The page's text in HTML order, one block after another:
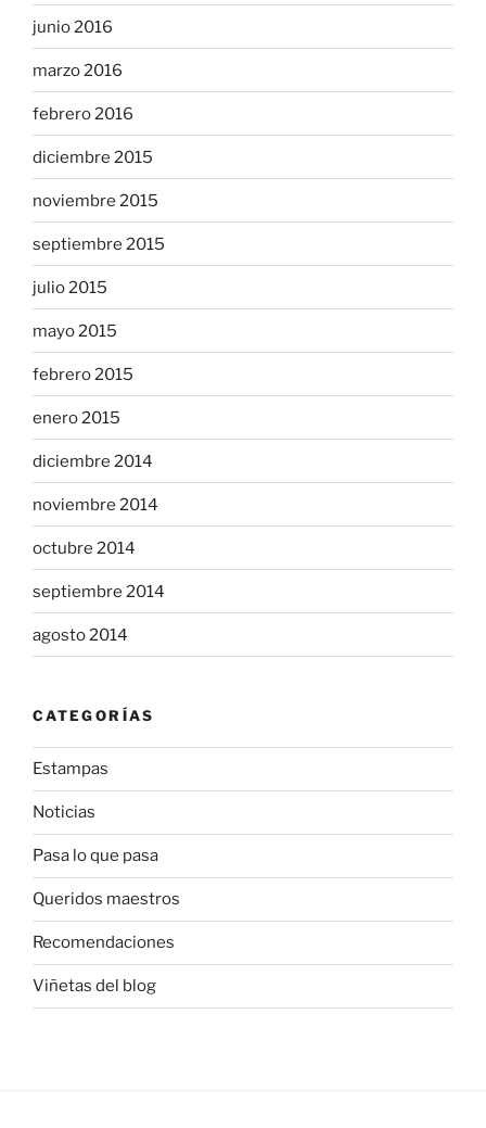
junio 2016
marzo 2016
febrero 2016
diciembre 2015
noviembre 2015
septiembre 2015
julio 2015
mayo 2015
febrero 2015
enero 2015
diciembre 2014
noviembre 2014
octubre 2014
septiembre 2014
agosto 2014
CATEGORÍAS
Estampas
Noticias
Pasa lo que pasa
Queridos maestros
Recomendaciones
Viñetas del blog